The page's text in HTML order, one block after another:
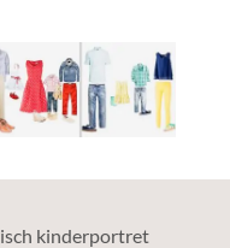
kinderportret